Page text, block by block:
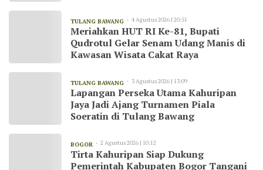
TULANG BAWANG 4 Agustus 2026 | 20:51
Meriahkan HUT RI Ke-81, Bupati
Qudrotul Gelar Senam Udang Manis di
Kawasan Wisata Cakat Raya
TULANG BAWANG 3 Agustus 2026 | 13:09
Lapangan Perseka Utama Kahuripan
Jaya Jadi Ajang Turnamen Piala
Soeratin di Tulang Bawang
BOGOR 2 Agustus 2026 | 10:12
Tirta Kahuripan Siap Dukung
Pemerintah Kabupaten Bogor Tangani